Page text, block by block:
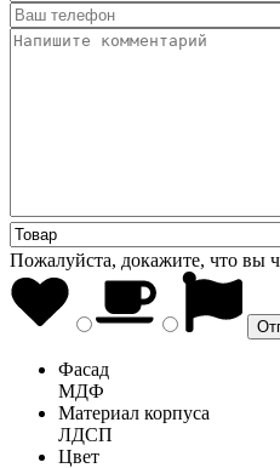
Пожалуйста, докажите, что вы
Фасад
МДФ
Материал корпуса
ЛДСП
Цвет